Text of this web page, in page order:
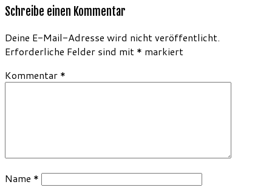
Schreibe einen Kommentar
Deine E-Mail-Adresse wird nicht veröffentlicht.
Erforderliche Felder sind mit * markiert
Kommentar *
Name *